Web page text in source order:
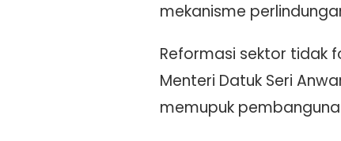
mekanisme
Reformasi sektor tidak
Menteri Datuk Seri
memupuk